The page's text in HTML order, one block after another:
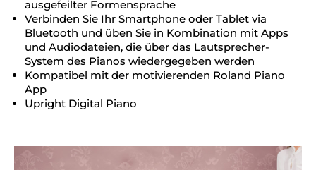
ausgefeilter Formensprache
Verbinden Sie Ihr Smartphone oder Tablet via
Bluetooth und üben Sie in Kombination mit Apps
und Audiodateien, die über das Lautsprecher-
System des Pianos wiedergegeben werden
Kompatibel mit der motivierenden Roland Piano
App
Upright Digital Piano